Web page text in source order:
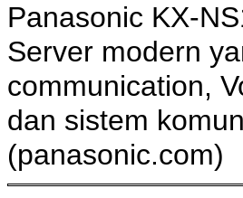
Panasonic KX-
Server modern
communication,
dan sistem
(panasonic.com)